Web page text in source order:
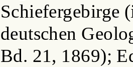
Schiefergebirge
deutschen
Bd. 21, 1869);